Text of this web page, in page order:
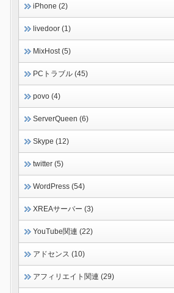
iPhone (2)
livedoor (1)
MixHost (5)
PCトラブル (45)
povo (4)
ServerQueen (6)
Skype (12)
twitter (5)
WordPress (54)
XREAサーバー (3)
YouTube関連 (22)
アドセンス (10)
アフィリエイト関連 (29)